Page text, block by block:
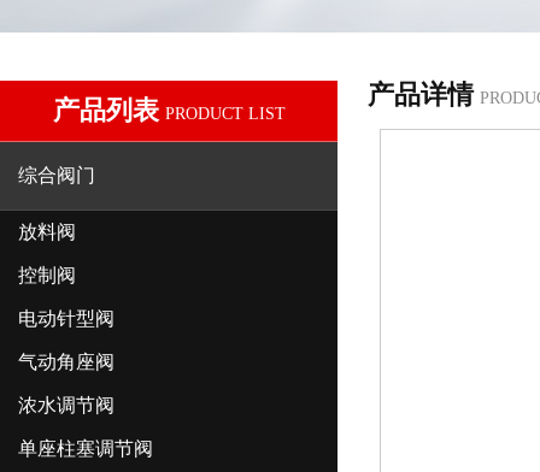
产品列表 PRODUCT LIST
综合阀门
放料阀
控制阀
电动针型阀
气动角座阀
浓水调节阀
单座柱塞调节阀
产品详情